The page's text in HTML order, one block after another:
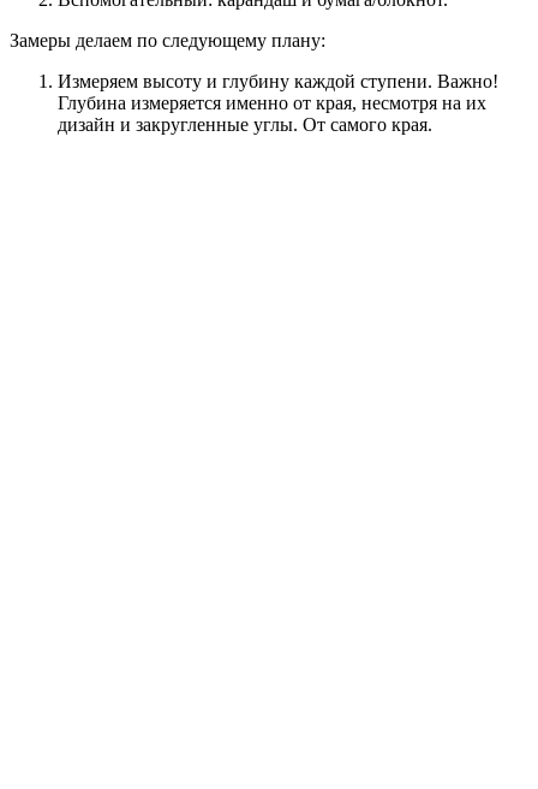
Замеры делаем по следующему плану:
Измеряем высоту и глубину каждой ступени. Важно!
Глубина измеряется именно от края, несмотря на их
дизайн и закругленные углы. От самого края.